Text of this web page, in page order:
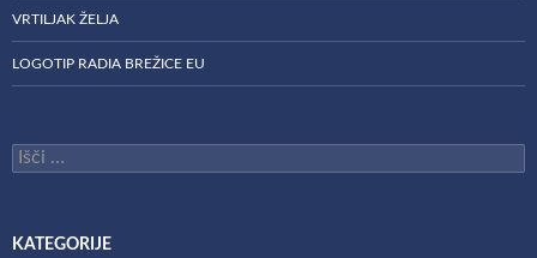
VRTILJAK ŽELJA
LOGOTIP RADIA BREŽICE EU
Išči:
KATEGORIJE